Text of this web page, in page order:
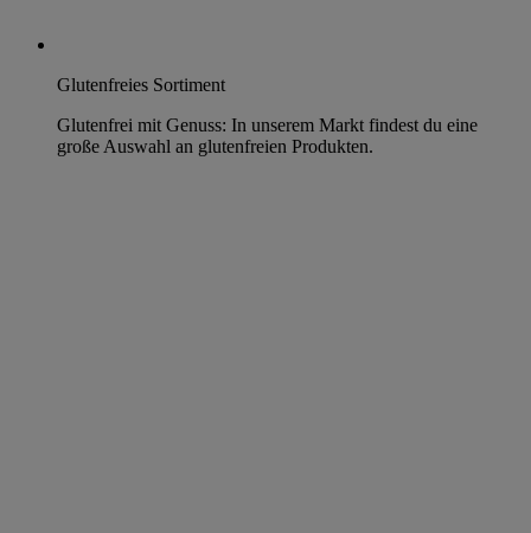
Glutenfreies Sortiment
Glutenfrei mit Genuss: In unserem Markt findest du eine
große Auswahl an glutenfreien Produkten.